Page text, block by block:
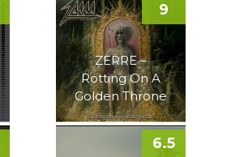
ZERRE –
Rotting On A
Golden Throne
9
6.5